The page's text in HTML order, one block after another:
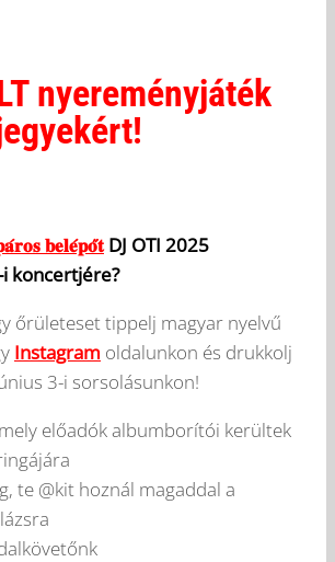
nyereményjáték
𝐛𝐞𝐥𝐞́𝐩𝐨̋𝐭DJ OTI 2025
koncertjére?
őrületeset tippelj magyar nyelvű
Instagram oldalunkon és drukkolj
3-i sorsolásunkon!
előadók albumborítói kerültek
te @kit hoznál magaddal a